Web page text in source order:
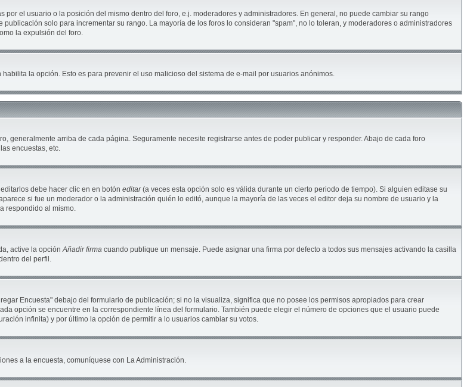
el usuario o la posición del mismo dentro del foro, e.j. moderadores y administradores. En general, no puede cambiar su rango
solo para incrementar su rango. La mayoría de los foros lo consideran "spam", no lo toleran, y moderadores o administradores
la expulsión del foro.
la opción. Esto es para prevenir el uso malicioso del sistema de e-mail por usuarios anónimos.
generalmente arriba de cada página. Seguramente necesite registrarse antes de poder publicar y responder. Abajo de cada foro
encuestas, etc.
debe hacer clic en en botón editar(a veces esta opción solo es válida durante un cierto periodo de tiempo). Si alguien editase su
si fue un moderador o la administración quién lo editó, aunque la mayoría de las veces el editor deja su nombre de usuario y la
respondido al mismo.
active la opciónAñadir firma cuando publique un mensaje. Puede asignar una firma por defecto a todos sus mensajes activando la casilla
del perfil.
Encuesta" debajo del formulario de publicación; si no la visualiza, significa que no posee los permisos apropiados para crear
opción se encuentre en la correspondiente línea del formulario. También puede elegir el número de opciones que el usuario puede
infinita) y por último la opción de permitir a lo usuarios cambiar su votos.
a la encuesta, comuníquese con La Administración.